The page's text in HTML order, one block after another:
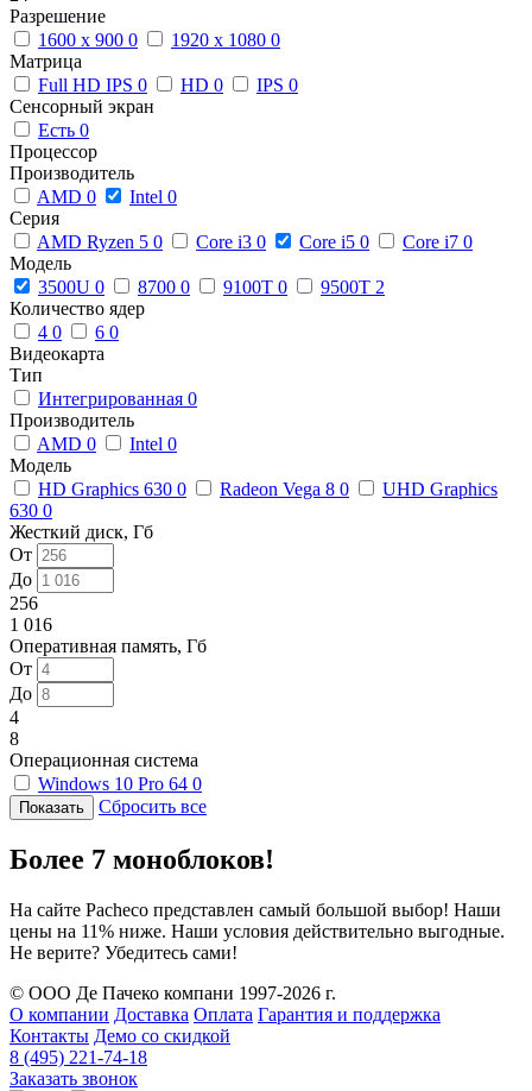
Разрешение
1600 x 900 0 1920 x 1080 0
Матрица
Full HD IPS 0 HD 0 IPS 0
Сенсорный экран
Есть 0
Процессор
Производитель
AMD 0 Intel 0
Серия
AMD Ryzen 5 0 Core i3 0 Core i5 0 Core i7 0
Модель
3500U 0 8700 0 9100T 0 9500T 2
Количество ядер
4 0 6 0
Видеокарта
Тип
Интегрированная 0
Производитель
AMD 0 Intel 0
Модель
HD Graphics 630 0 Radeon Vega 8 0
UHD Graphics
630 0
Жесткий диск, Гб
От
До
256
1 016
Оперативная память, Гб
От
До
4
8
Операционная система
Windows 10 Pro 64 0
Сбросить все
Более 7 моноблоков!
На сайте Pacheco представлен самый большой выбор! Наши
цены на 11% ниже. Наши условия действительно выгодные.
Не верите? Убедитесь сами!
© ООО Де Пачеко компани 1997-2026 г.
О компании Доставка Оплата Гарантия и поддержка
Контакты Демо со скидкой
8 (495) 221-74-18
Заказать звонок